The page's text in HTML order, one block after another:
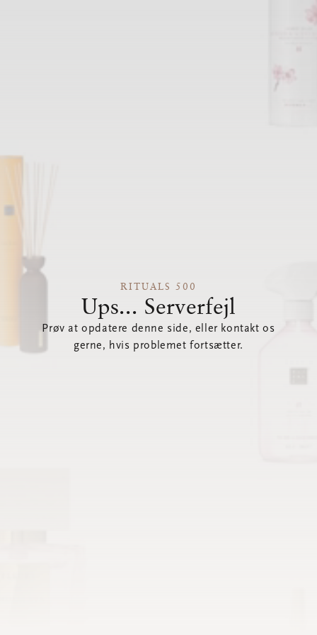
RITUALS 500
Ups... Serverfejl
Prøv at opdatere denne side, eller kontakt os
gerne, hvis problemet fortsætter.